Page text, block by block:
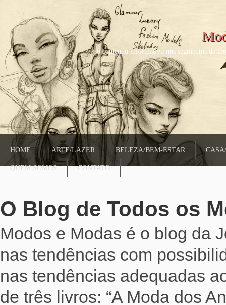
só conteudo informativo nos segmentos de
HOME ARTE/LAZER BELEZA/BEM-ESTAR
QUEM SOMOS CONTATO
O Blog de Todos os
Modos e Modas é o blog da
nas tendências com
nas tendências adequadas
de três livros: “A Moda dos